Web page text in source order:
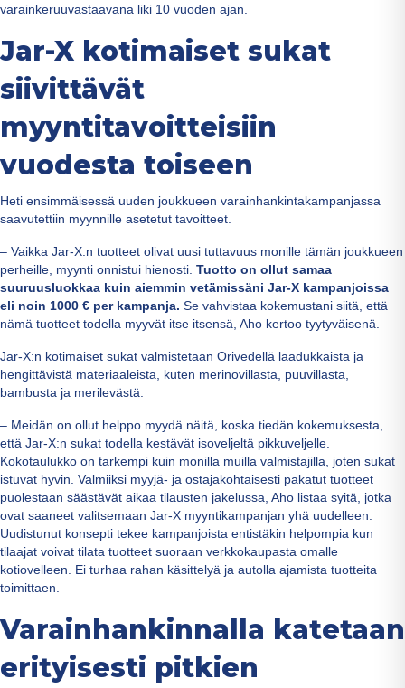
varainkeruuvastaavana liki 10 vuoden ajan.
Jar-X kotimaiset sukat
siivittävät
myyntitavoitteisiin
vuodesta toiseen
Heti ensimmäisessä uuden joukkueen varainhankintakampanjassa
saavutettiin myynnille asetetut tavoitteet.
– Vaikka Jar-X:n tuotteet olivat uusi tuttavuus monille tämän joukkueen
perheille, myynti onnistui hienosti. Tuotto on ollut samaa
suuruusluokkaa kuin aiemmin vetämissäni Jar-X kampanjoissa
eli noin 1000 € per kampanja. Se vahvistaa kokemustani siitä, että
nämä tuotteet todella myyvät itse itsensä, Aho kertoo tyytyväisenä.
Jar-X:n kotimaiset sukat valmistetaan Orivedellä laadukkaista ja
hengittävistä materiaaleista, kuten merinovillasta, puuvillasta,
bambusta ja merilevästä.
– Meidän on ollut helppo myydä näitä, koska tiedän kokemuksesta,
että Jar-X:n sukat todella kestävät isoveljeltä pikkuveljelle.
Kokotaulukko on tarkempi kuin monilla muilla valmistajilla, joten sukat
istuvat hyvin. Valmiiksi myyjä- ja ostajakohtaisesti pakatut tuotteet
puolestaan säästävät aikaa tilausten jakelussa, Aho listaa syitä, jotka
ovat saaneet valitsemaan Jar-X myyntikampanjan yhä uudelleen.
Uudistunut konsepti tekee kampanjoista entistäkin helpompia kun
tilaajat voivat tilata tuotteet suoraan verkkokaupasta omalle
kotiovelleen. Ei turhaa rahan käsittelyä ja autolla ajamista tuotteita
toimittaen.
Varainhankinnalla katetaan
erityisesti pitkien